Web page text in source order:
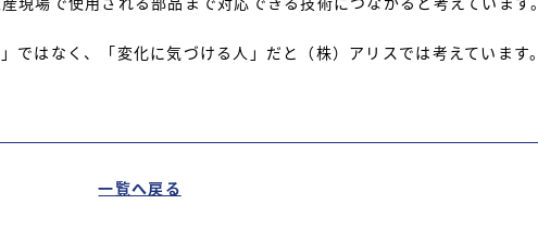
ではなく、「変化に気づける人」だと（株）アリスでは考えています。
一覧へ戻る